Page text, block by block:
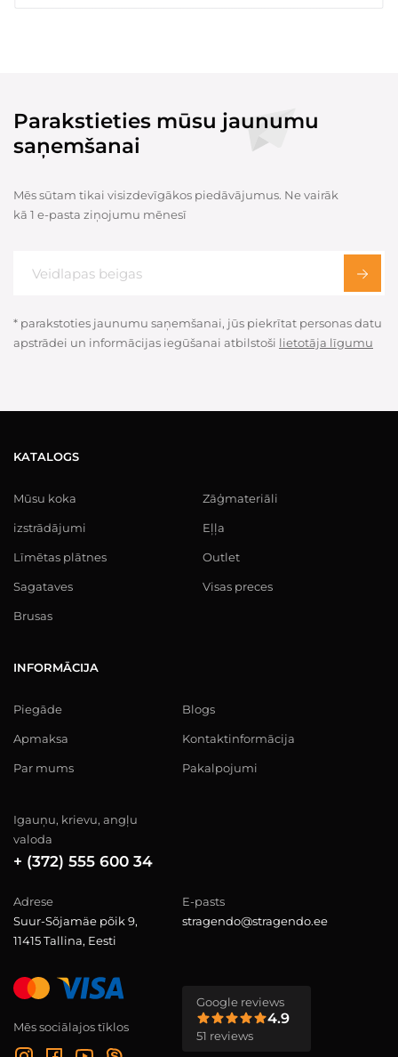
Parakstieties mūsu jaunumu
saņemšanai
Mēs sūtam tikai visizdevīgākos piedāvājumus. Ne vairāk
kā 1 e-pasta ziņojumu mēnesī
* parakstoties jaunumu saņemšanai, jūs piekrītat personas datu
apstrādei un informācijas iegūšanai atbilstoši lietotāja līgumu
KATALOGS
Mūsu koka
izstrādājumi
Līmētas plātnes
Sagataves
Brusas
Zāģmateriāli
Eļļa
Outlet
Visas preces
INFORMĀCIJA
Piegāde
Apmaksa
Par mums
Blogs
Kontaktinformācija
Pakalpojumi
Igauņu, krievu, angļu
valoda
+ (372) 555 600 34
Adrese
Suur-Sõjamäe põik 9,
11415 Tallina, Eesti
E-pasts
stragendo@stragendo.ee
Mēs sociālajos tīklos
Google reviews
4.9
51 reviews